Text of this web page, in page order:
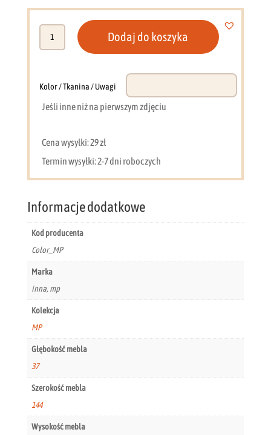
(czerwona
dąb
Dodaj do koszyka
Kolor / Tkanina / Uwagi
Jeśli inne niż na pierwszym zdjęciu
Cena wysyłki: 29 zł
Termin wysyłki: 2-7 dni roboczych
Informacje dodatkowe
Kod producenta
Color_MP
Marka
inna, mp
Kolekcja
MP
Głębokość mebla
37
Szerokość mebla
144
Wysokość mebla